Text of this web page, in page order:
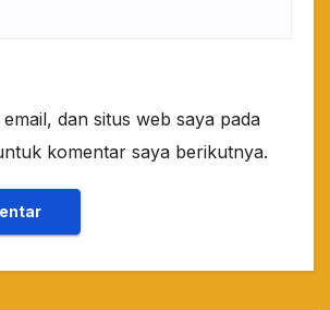
dan situs web saya pada
komentar saya berikutnya.